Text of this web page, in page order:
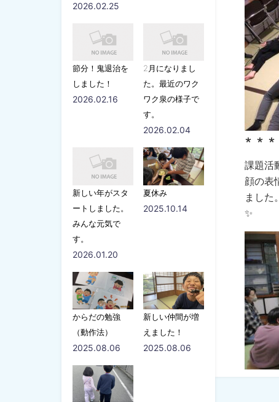
∗ ∗
課題活
顔の表
ました
✨
2026.02.25
節分！鬼退治を
しました！
2026.02.16
2月になりまし
た。最近のワク
ワク泉の様子で
す。
2026.02.04
新しい年がスタ
ートしました。
みんな元気で
す。
2026.01.20
夏休み
2025.10.14
からだの勉強
（動作法）
2025.08.06
新しい仲間が増
えました！
2025.08.06